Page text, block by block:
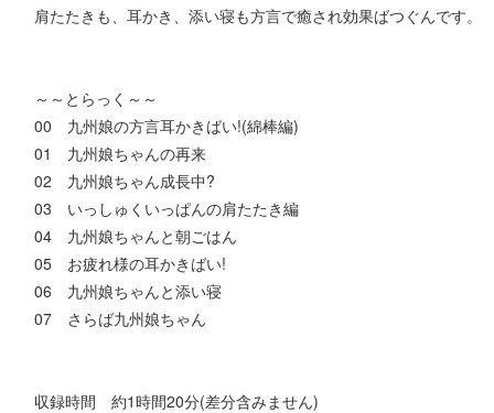
肩たたきも、耳かき、添い寝も方言で癒され効果ばつぐんです。
～～とらっく～～
00 九州娘の方言耳かきばい!(綿棒編)
01 九州娘ちゃんの再来
02 九州娘ちゃん成長中?
03 いっしゅくいっぱんの肩たたき編
04 九州娘ちゃんと朝ごはん
05 お疲れ様の耳かきばい!
06 九州娘ちゃんと添い寝
07 さらば九州娘ちゃん
収録時間 約1時間20分(差分含みません)